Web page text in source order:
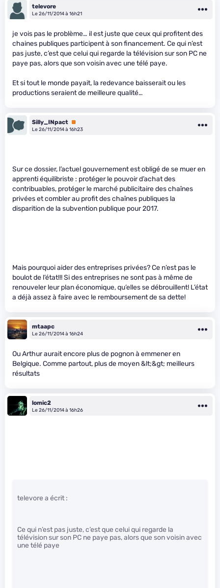
televore
Le 26/11/2014 à 16h21
je vois pas le problème… il est juste que ceux qui profitent des
chaines publiques participent à son financement. Ce qui n’est
pas juste, c’est que celui qui regarde la télévision sur son PC ne
paye pas, alors que son voisin avec une télé paye.
Et si tout le monde payait, la redevance baisserait ou les
productions seraient de meilleure qualité…
Silly_INpact Premium
Le 26/11/2014 à 16h23
Sur ce dossier, l’actuel gouvernement est obligé de se muer en
apprenti équilibriste : protéger le pouvoir d’achat des
contribuables, protéger le marché publicitaire des chaînes
privées et combler au profit des chaînes publiques la
disparition de la subvention publique pour 2017.
Mais pourquoi aider des entreprises privées? Ce n’est pas le
boulot de l’état!!! Si des entreprises ne sont pas à même de
renouveler leur plan économique, qu’elles se débrouillent! L’état
a déjà assez à faire avec le remboursement de sa dette!
mtaapc
Le 26/11/2014 à 16h24
Ou Arthur aurait encore plus de pognon à emmener en
Belgique. Comme partout, plus de moyen &lt;&gt; meilleurs
résultats
lomic2
Le 26/11/2014 à 16h26
televore a écrit :
Ce qui n’est pas juste, c’est que celui qui regarde la
télévision sur son PC ne paye pas, alors que son voisin avec
une télé paye